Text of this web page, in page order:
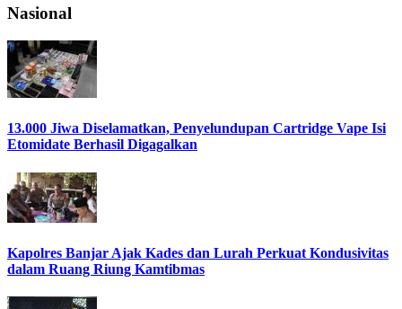
Nasional
13.000 Jiwa Diselamatkan, Penyelundupan Cartridge Vape Isi
Etomidate Berhasil Digagalkan
Kapolres Banjar Ajak Kades dan Lurah Perkuat Kondusivitas
dalam Ruang Riung Kamtibmas